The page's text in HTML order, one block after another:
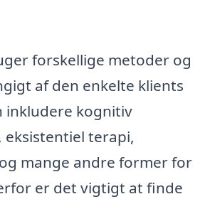
forskellige metoder og
af den enkelte klients
inkludere kognitiv
terapi,
mange andre former for
er det vigtigt at finde